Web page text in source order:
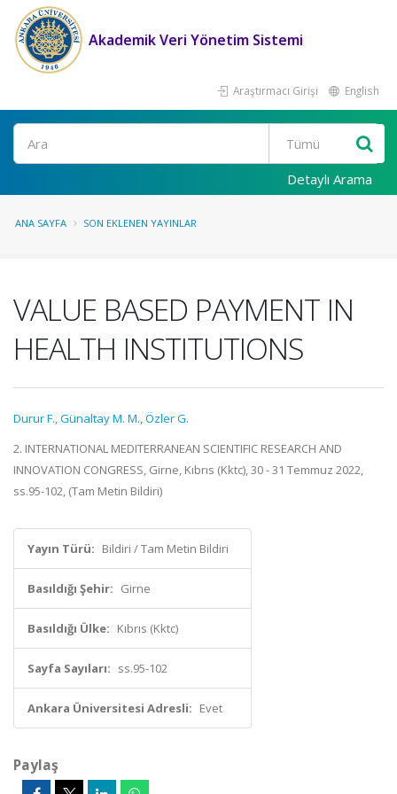
Akademik Veri Yönetim Sistemi
Araştırmacı Girişi English
Ara
Detaylı Arama
ANA SAYFA SON EKLENEN YAYINLAR
VALUE BASED PAYMENT IN
HEALTH INSTITUTIONS
Durur F.,Günaltay M. M.,Özler G.
2. INTERNATIONAL MEDITERRANEAN SCIENTIFIC RESEARCH AND
INNOVATION CONGRESS, Girne, Kıbrıs (Kktc), 30 - 31 Temmuz 2022,
ss.95-102, (Tam Metin Bildiri)
Yayın Türü: Bildiri / Tam Metin Bildiri
Basıldığı Şehir: Girne
Basıldığı Ülke: Kıbrıs (Kktc)
Sayfa Sayıları: ss.95-102
Ankara Üniversitesi Adresli: Evet
Paylaş